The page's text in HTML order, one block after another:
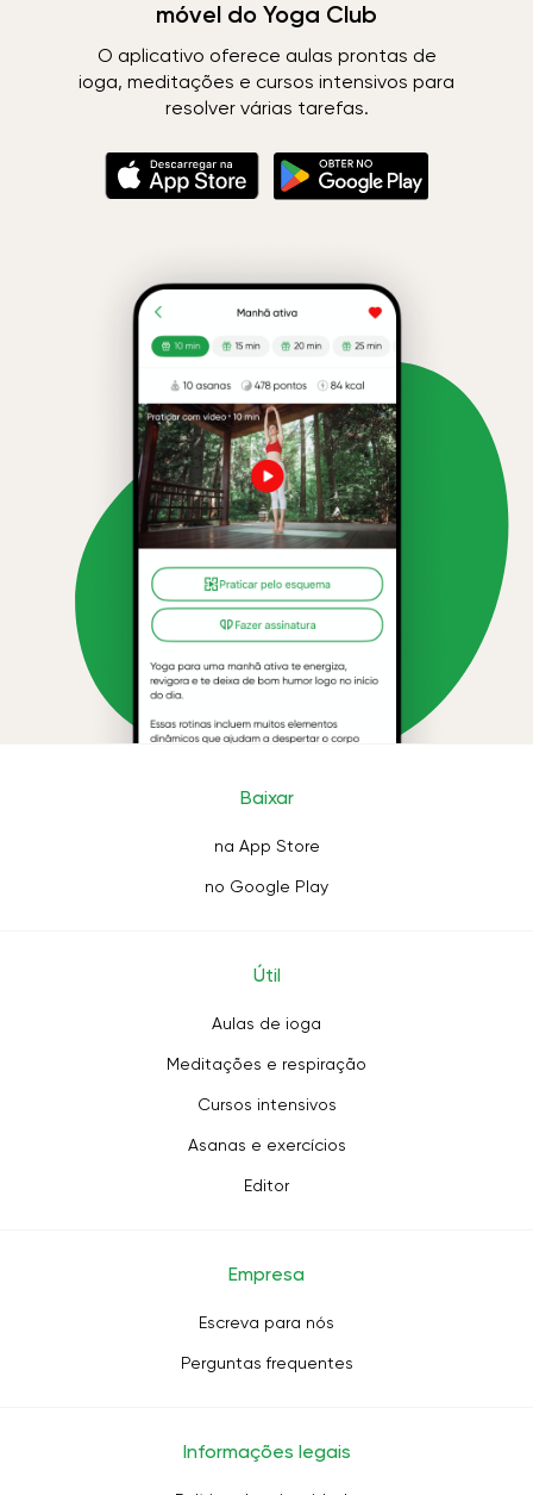
móvel do Yoga Club
O aplicativo oferece aulas prontas de
ioga, meditações e cursos intensivos para
resolver várias tarefas.
Baixar
na App Store
no Google Play
Útil
Aulas de ioga
Meditações e respiração
Cursos intensivos
Asanas e exercícios
Editor
Empresa
Escreva para nós
Perguntas frequentes
Informações legais